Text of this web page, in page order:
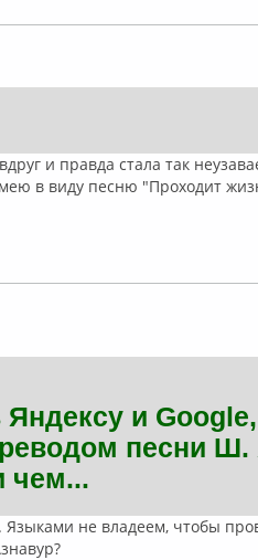
и правда стала так
в виду песню "Проходит
и
песни Ш.
чем...
не владеем, чтобы